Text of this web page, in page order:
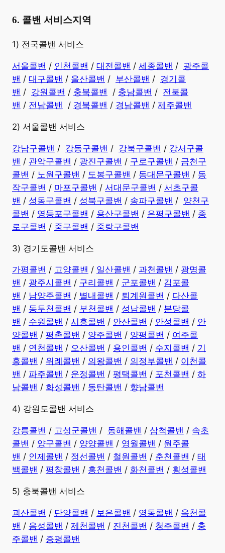
6. 콜밴 서비스지역
​1) 전국콜밴 서비스
서울콜밴 / 인천콜밴 / 대전콜밴 / 세종콜밴 / 광주콜
밴 / 대구콜밴 / 울산콜밴 / 부산콜밴 / 경기콜
밴 / 강원콜밴 / 충북콜밴 / 충남콜밴 / 전북콜
밴 / 전남콜밴 / 경북콜밴 / 경남콜밴 ​ / 제주콜밴
2) 서울콜밴 서비스
강남구콜밴 / 강동구콜밴 / 강북구콜밴 / 강서구콜
밴 / 관악구콜밴 / 광진구콜밴 / 구로구콜밴 / 금천구
콜밴 / 노원구콜밴 / 도봉구콜밴 / 동대문구콜밴 / 동
작구콜밴 / 마포구콜밴 / 서대문구콜밴 / 서초구콜
밴 / 성동구콜밴 / 성북구콜밴 / 송파구콜밴 / 양천구
콜밴 / 영등포구콜밴 / 용산구콜밴 / 은평구콜밴 / 종
로구콜밴 / 중구콜밴 / 중랑구콜밴
3) 경기도콜밴 서비스
가평콜밴 / 고양콜밴 / 일산콜밴 / 과천콜밴 / 광명콜
밴 / 광주시콜밴 / 구리콜밴 / 군포콜밴 / 김포콜
밴 / 남양주콜밴 / 별내콜밴 / 퇴계원콜밴 / 다산콜
밴 / 동두천콜밴 / 부천콜밴 / 성남콜밴 / 분당콜
밴 / 수원콜밴 / 시흥콜밴 / 안산콜밴 / 안성콜밴 / 안
양콜밴 / 평촌콜밴 / 양주콜밴 / 양평콜밴 / 여주콜
밴 / 연천콜밴 / 오산콜밴 / 용인콜밴 / 수지콜밴 / 기
흥콜밴 / 위례콜밴 / 의왕콜밴 / 의정부콜밴 / 이천콜
밴 / 파주콜밴 / 운정콜밴 / 평택콜밴 / 포천콜밴 / 하
남콜밴 / 화성콜밴 / 동탄콜밴 / 향남콜밴
4) 강원도콜밴 서비스
강릉콜밴 / 고성군콜밴 / 동해콜밴 / 삼척콜밴 / 속초
콜밴 / 양구콜밴 / 양양콜밴 / 영월콜밴 / 원주콜
밴 / 인제콜밴 / 정선콜밴 / 철원콜밴 / 춘천콜밴 / 태
백콜밴 / 평창콜밴 / 홍천콜밴 / 화천콜밴 / 횡성콜밴
5) 충북콜밴 서비스
괴산콜밴 / 단양콜밴 / 보은콜밴 / 영동콜밴 / 옥천콜
밴 / 음성콜밴 / 제천콜밴 / 진천콜밴 / 청주콜밴 / 충
주콜밴 / 증평콜밴